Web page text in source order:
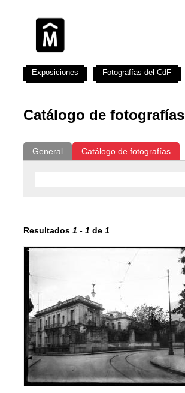
Catálogo de fotografías
General Catálogo de fotografías
Resultados 1 - 1 de 1
Exposiciones Fotografías del CdF